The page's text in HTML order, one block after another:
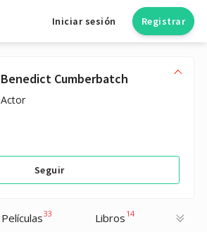
Iniciar sesión Registrar
Benedict Cumberbatch
Actor
Seguir
Películas33 Libros 14